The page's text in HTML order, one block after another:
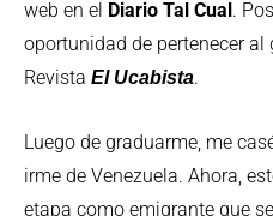
web en el Diario Tal Cual .
oportunidad de pertenecer al
Revista El Ucabista.
Luego de graduarme, me
irme de Venezuela. Ahora,
etapa como emigrante que